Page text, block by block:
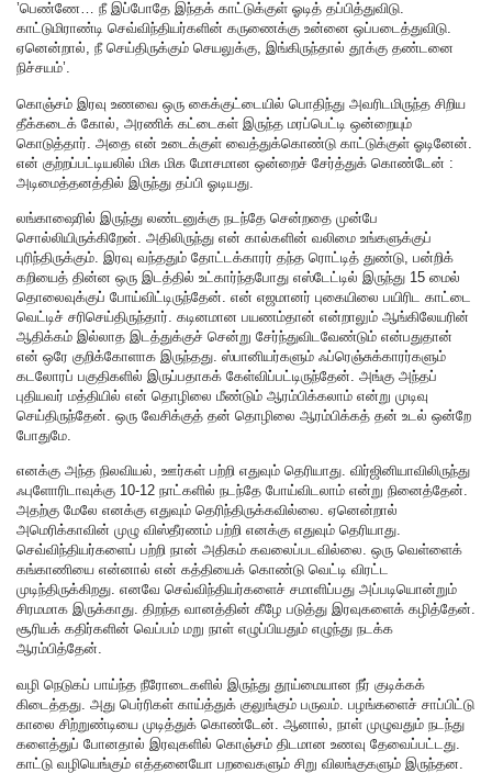
’பெண்ணே… நீ இப்போதே இந்தக் காட்டுக்குள் ஓடித் தப்பித்துவிடு.
காட்டுமிராண்டி செவ்விந்தியர்களின் கருணைக்கு உன்னை ஒப்படைத்துவிடு.
ஏனென்றால், நீ செய்திருக்கும் செயலுக்கு, இங்கிருந்தால் தூக்கு தண்டனை
நிச்சயம்’.
கொஞ்சம் இரவு உணவை ஒரு கைக்குட்டையில் பொதிந்து அவரிடமிருந்த சிறிய
தீக்கடைக் கோல், அரணிக் கட்டைகள் இருந்த மரப்பெட்டி ஒன்றையும்
கொடுத்தார். அதை என் உடைக்குள் வைத்துக்கொண்டு காட்டுக்குள் ஓடினேன்.
என் குற்றப்பட்டியலில் மிக மிக மோசமான ஒன்றைச் சேர்த்துக் கொண்டேன் :
அடிமைத்தனத்தில் இருந்து தப்பி ஓடியது.
லங்காஷைரில் இருந்து லண்டனுக்கு நடந்தே சென்றதை முன்பே
சொல்லியிருக்கிறேன். அதிலிருந்து என் கால்களின் வலிமை உங்களுக்குப்
புரிந்திருக்கும். இரவு வந்ததும் தோட்டக்காரர் தந்த ரொட்டித் துண்டு, பன்றிக்
கறியைத் தின்ன ஒரு இடத்தில் உட்கார்ந்தபோது எஸ்டேட்டில் இருந்து 15 மைல்
தொலைவுக்குப் போய்விட்டிருந்தேன். என் எஜமானர் புகையிலை பயிரிட காட்டை
வெட்டிச் சரிசெய்திருந்தார். கடினமான பயணம்தான் என்றாலும் ஆங்கிலேயரின்
ஆதிக்கம் இல்லாத இடத்துக்குச் சென்று சேர்ந்துவிடவேண்டும் என்பதுதான்
என் ஒரே குறிக்கோளாக இருந்தது. ஸ்பானியர்களும் ஃப்ரெஞ்சுக்காரர்களும்
கடலோரப் பகுதிகளில் இருப்பதாகக் கேள்விப்பட்டிருந்தேன். அங்கு அந்தப்
புதியவர் மத்தியில் என் தொழிலை மீண்டும் ஆரம்பிக்கலாம் என்று முடிவு
செய்திருந்தேன். ஒரு வேசிக்குத் தன் தொழிலை ஆரம்பிக்கத் தன் உடல் ஒன்றே
போதுமே.
எனக்கு அந்த நிலவியல், ஊர்கள் பற்றி எதுவும் தெரியாது. விர்ஜினியாவிலிருந்து
ஃபுளோரிடாவுக்கு 10-12 நாட்களில் நடந்தே போய்விடலாம் என்று நினைத்தேன்.
அதற்கு மேலே எனக்கு எதுவும் தெரிந்திருக்கவில்லை. ஏனென்றால்
அமெரிக்காவின் முழு விஸ்தீரணம் பற்றி எனக்கு எதுவும் தெரியாது.
செவ்விந்தியர்களைப் பற்றி நான் அதிகம் கவலைப்படவில்லை. ஒரு வெள்ளைக்
கங்காணியை என்னால் என் கத்தியைக் கொண்டு வெட்டி விரட்ட
முடிந்திருக்கிறது. எனவே செவ்விந்தியர்களைச் சமாளிப்பது அப்படியொன்றும்
சிரமமாக இருக்காது. திறந்த வானத்தின் கீழே படுத்து இரவுகளைக் கழித்தேன்.
சூரியக் கதிர்களின் வெப்பம் மறு நாள் எழுப்பியதும் எழுந்து நடக்க
ஆரம்பித்தேன்.
வழி நெடுகப் பாய்ந்த நீரோடைகளில் இருந்து தூய்மையான நீர் குடிக்கக்
கிடைத்தது. அது பெர்ரிகள் காய்த்துக் குலுங்கும் பருவம். பழங்களைச் சாப்பிட்டு
காலை சிற்றுண்டியை முடித்துக் கொண்டேன். ஆனால், நாள் முழுவதும் நடந்து
களைத்துப் போனதால் இரவுகளில் கொஞ்சம் திடமான உணவு தேவைப்பட்டது.
காட்டு வழியெங்கும் எத்தனையோ பறவைகளும் சிறு விலங்குகளும் இருந்தன.